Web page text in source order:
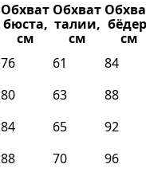
Обхват
бюста,
см
Обхват
талии,
см
см
76 61
84
80 63
88
84 65
92
88 70
96